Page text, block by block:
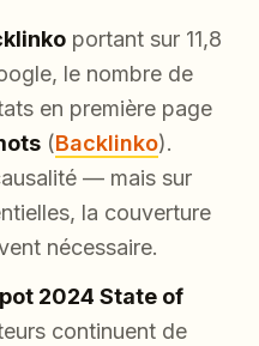
portant sur 11,8
le nombre de
en première page
(Backlinko).
— mais sur
la couverture
nécessaire.
2024 State of
continuent de